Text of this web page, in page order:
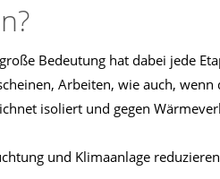
Bedeutung hat dabei jede
Arbeiten, wie auch, wenn
isoliert und gegen
und Klimaanlage